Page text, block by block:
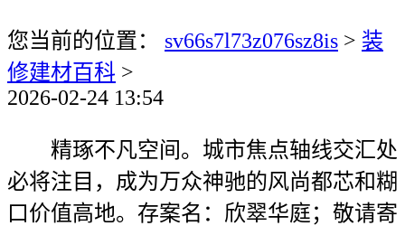
您当前的位置： sv66s7l73z076sz8is > 装
修建材百科 >
2026-02-24 13:54
精琢不凡空间。城市焦点轴线交汇处
必将注目，成为万众神驰的风尚都芯和糊
口价值高地。存案名：欣翠华庭；敬请寄